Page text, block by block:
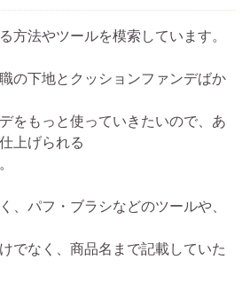
方法やツールを模索しています。
の下地とクッションファンデばか
をもっと使っていきたいので、あ
上げられる
、パフ・ブラシなどのツールや、
でなく、商品名まで記載していた